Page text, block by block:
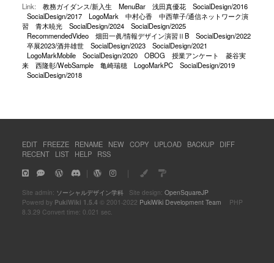
Link:
教務ガイダンス/新入生 MenuBar 浅田真優花
SocialDesign/2016
SocialDesign/2017
LogoMark 中村心香
中西華子/通信ネットワーク演
習
青木暁光 SocialDesign/2024
SocialDesign/2025
RecommendedVideo
畑田一眞/情報デザイン演習ⅡB
SocialDesign/2022
卒展2023/酒井雄世
SocialDesign/2023
SocialDesign/2021
LogoMarkMobile
SocialDesign/2020 OBOG 授業アンケート
菱谷実
来
西隆彰/WebSample 亀崎瑞穂 LogoMarkPC
SocialDesign/2019
SocialDesign/2018
EDIT FREEZE RENAME NEW COPY UPLOAD BACKUP
DIFF
RECENT
LIST HELP RSS
｜ ｜
Site admin: ソーシャルデザイン学科Site design: OpenSquareJP
Powerd by PukiWiki 1.5.4 © 2001-2022 PukiWiki Development Team PHP
8.3.29 Convert time: 0.021 sec.